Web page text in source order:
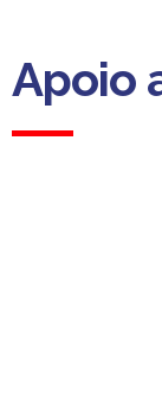
Apoio
Apoio